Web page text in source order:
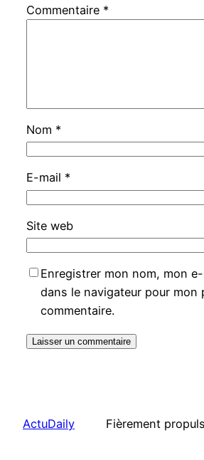
Commentaire *
Nom *
E-mail *
Site web
Enregistrer mon nom, mon
dans le navigateur pour mon
commentaire.
ActuDaily Fièrement